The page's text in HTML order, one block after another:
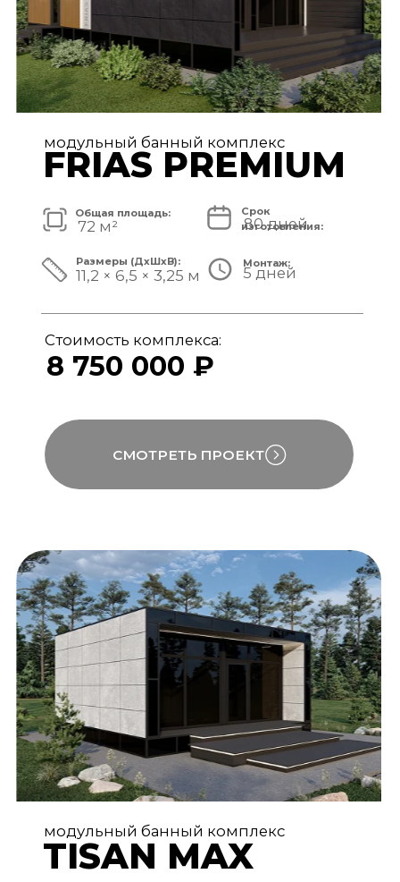
6 950 000 ₽
11,7 × 3,9 × 3,25 м
80 дней
48 м²
Общая площадь:
модульный банный комплекс
TISAN LUXE